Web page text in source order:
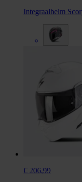
Integraalhelm
€ 206,99